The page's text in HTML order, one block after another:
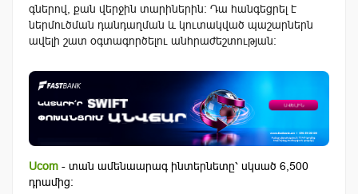
գներով, քան վերջին տարիներին: Դա հանգեցրել է
ներմուծման դանդաղման և կուտակված պաշարներն
ավելի շատ օգտագործելու անհրաժեշտության:
Ucom - տան ամենաարագ ինտերնետը՝ սկսած 6,500
դրամից: